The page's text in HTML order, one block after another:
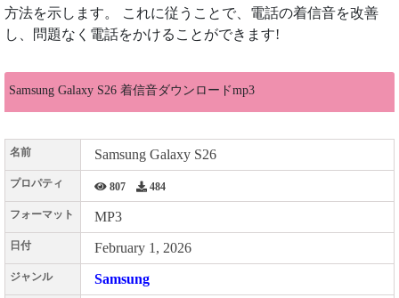
方法を示します。 これに従うことで、電話の着信音を改善
し、問題なく電話をかけることができます!
Samsung Galaxy S26 着信音ダウンロードmp3
名前 Samsung Galaxy S26
プロパティ 807 484
フォーマット MP3
日付 February 1, 2026
ジャンル Samsung